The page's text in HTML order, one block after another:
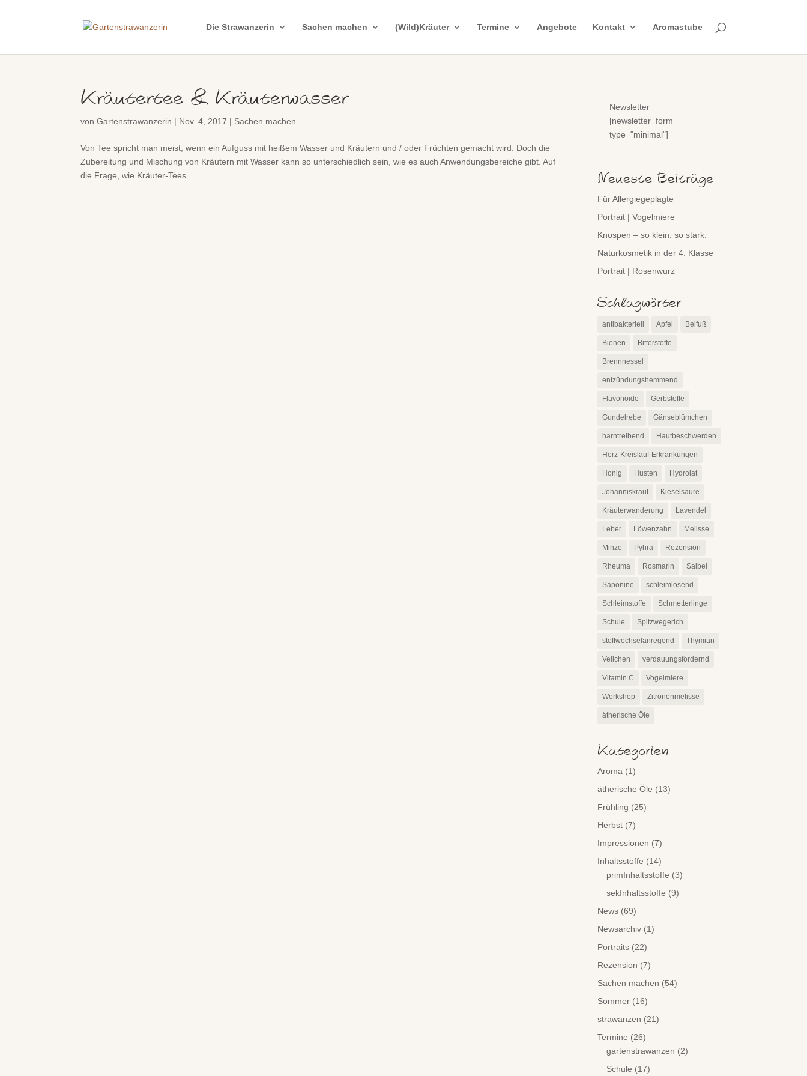
Die Strawanzerin Sachen machen (Wild)Kräuter Termine Angebote Kontakt Aromastube
Kräutertee & Kräuterwasser
vonGartenstrawanzerin | Nov. 4, 2017 | Sachen machen
Von Tee spricht man meist, wenn ein Aufguss mit heißem Wasser und Kräutern und / oder Früchten gemacht wird. Doch die
Zubereitung und Mischung von Kräutern mit Wasser kann so unterschiedlich sein, wie es auch Anwendungsbereiche gibt. Auf
die Frage, wie Kräuter-Tees...
Newsletter
[newsletter_form
type="minimal"]
Neueste Beiträge
Für Allergiegeplagte
Portrait | Vogelmiere
Knospen – so klein. so stark.
Naturkosmetik in der 4. Klasse
Portrait | Rosenwurz
Schlagwörter
antibakteriell Apfel Beifuß
Bienen Bitterstoffe
Brennnessel
entzündungshemmend
Flavonoide Gerbstoffe
Gundelrebe Gänseblümchen
harntreibend Hautbeschwerden
Herz-Kreislauf-Erkrankungen
Honig Husten Hydrolat
Johanniskraut Kieselsäure
Kräuterwanderung Lavendel
Leber Löwenzahn Melisse
Minze Pyhra Rezension
Rheuma Rosmarin Salbei
Saponine schleimlösend
Schleimstoffe Schmetterlinge
Schule Spitzwegerich
stoffwechselanregend Thymian
Veilchen verdauungsfördernd
Vitamin C Vogelmiere
Workshop Zitronenmelisse
ätherische Öle
Kategorien
Aroma (1)
ätherische Öle (13)
Frühling (25)
Herbst(7)
Impressionen (7)
Inhaltsstoffe (14)
primInhaltsstoffe (3)
sekInhaltsstoffe (9)
News(69)
Newsarchiv(1)
Portraits(22)
Rezension (7)
Sachen machen (54)
Sommer(16)
strawanzen (21)
Termine (26)
gartenstrawanzen (2)
Schule (17)